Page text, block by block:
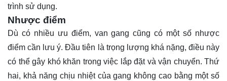
trình sử dụng.
Nhược điểm
Dù có nhiều ưu điểm, van gang cũng có một số nhược
điểm cần lưu ý. Đầu tiên là trọng lượng khá nặng, điều này
có thể gây khó khăn trong việc lắp đặt và vận chuyển. Thứ
hai, khả năng chịu nhiệt của gang không cao bằng một số